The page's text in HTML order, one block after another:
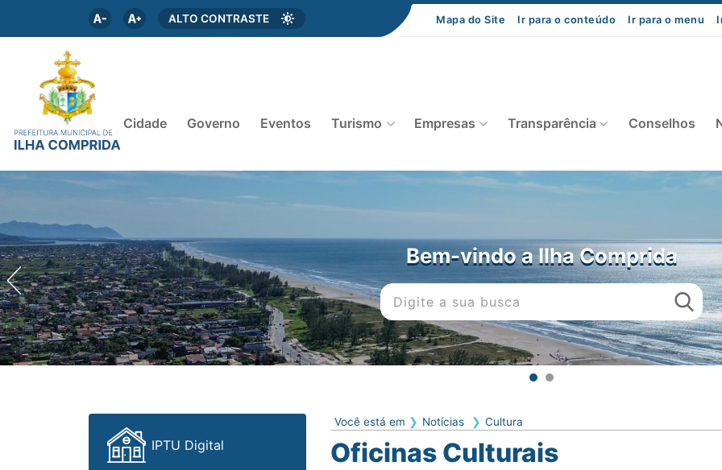
ALTO CONTRASTE Mapa do Site Ir para o conteúdo Ir para o menu
Cidade Governo Eventos Turismo Empresas Transparência Conselhos
Bem-vindo a Ilha Comprida
IPTU Digital
Você está em Notícias Cultura
Oficinas Culturais